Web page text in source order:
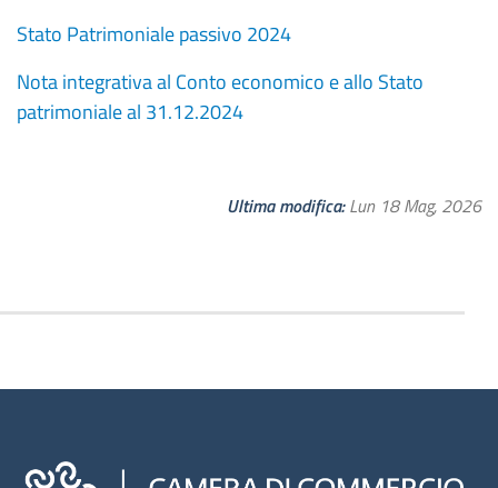
Stato Patrimoniale passivo 2024
Nota integrativa al Conto economico e allo Stato
patrimoniale al 31.12.2024
Ultima modifica Lun 18 Mag, 2026